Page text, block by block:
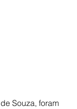
Souza, foram